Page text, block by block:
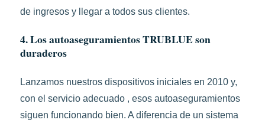
de ingresos y llegar a todos sus clientes.
4. Los autoaseguramientos TRUBLUE son
duraderos
Lanzamos nuestros dispositivos iniciales en 2010 y,
con el servicio adecuado , esos autoaseguramientos
siguen funcionando bien. A diferencia de un sistema